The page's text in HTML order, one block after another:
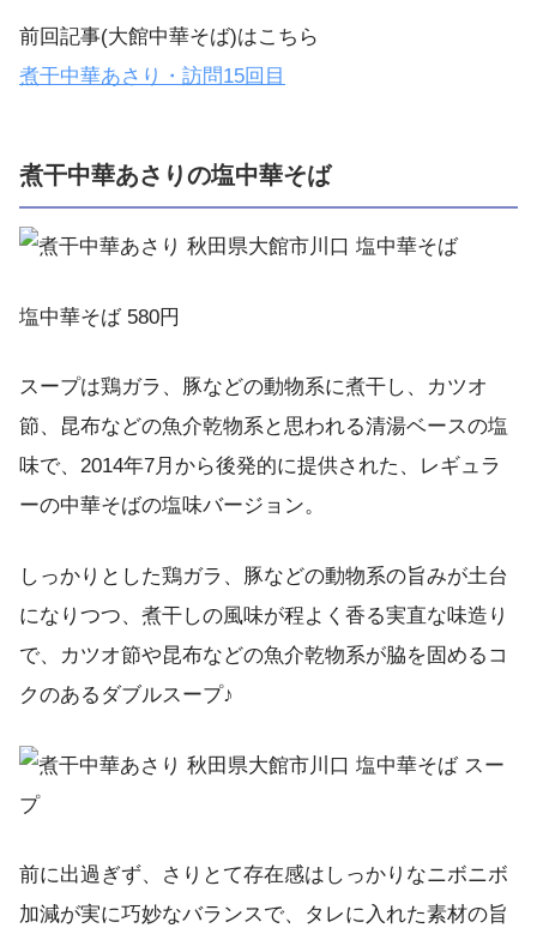
前回記事(大館中華そば)はこちら
煮干中華あさり・訪問15回目
煮干中華あさりの塩中華そば
塩中華そば 580円
スープは鶏ガラ、豚などの動物系に煮干し、カツオ
節、昆布などの魚介乾物系と思われる清湯ベースの塩
味で、2014年7月から後発的に提供された、レギュラ
ーの中華そばの塩味バージョン。
しっかりとした鶏ガラ、豚などの動物系の旨みが土台
になりつつ、煮干しの風味が程よく香る実直な味造り
で、カツオ節や昆布などの魚介乾物系が脇を固めるコ
クのあるダブルスープ♪
前に出過ぎず、さりとて存在感はしっかりなニボニボ
加減が実に巧妙なバランスで、タレに入れた素材の旨